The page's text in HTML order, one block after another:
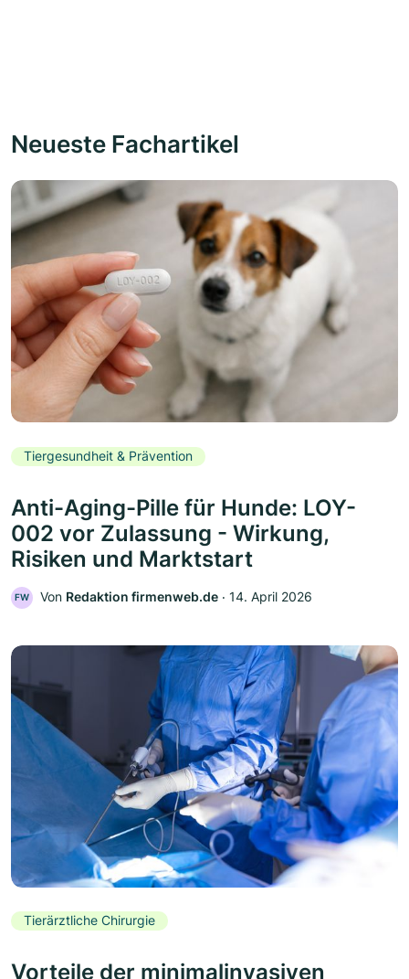
Neueste Fachartikel
Tiergesundheit & Prävention
Anti-Aging-Pille für Hunde: LOY-
002 vor Zulassung - Wirkung,
Risiken und Marktstart
FW Von Redaktion firmenweb.de ‧ 14. April 2026
Tierärztliche Chirurgie
Vorteile der minimalinvasiven